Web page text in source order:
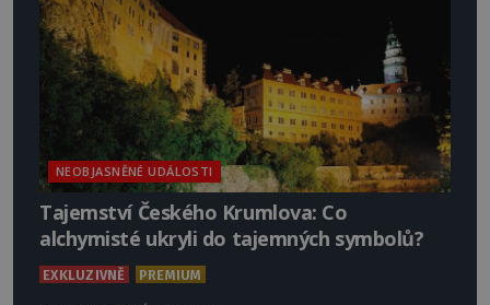
NEOBJASNĚNÉ UDÁLOSTI
Tajemství Českého Krumlova: Co
alchymisté ukryli do tajemných symbolů?
EXKLUZIVNĚ PREMIUM